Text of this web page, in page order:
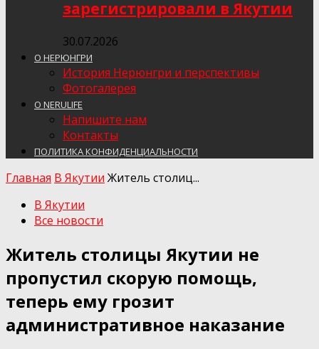
зарегистрировали в Якутии
30.07.2026
О НЕРЮНГРИ
История Нерюнгри и перспективы
Фотогалерея
О NERULIFE
Напишите нам
Контакты
ПОЛИТИКА КОНФИДЕНЦИАЛЬНОСТИ
Главная В Якутии Житель столиц...
В Якутии
Все новости
Житель столицы Якутии не
пропустил скорую помощь,
теперь ему грозит
административное наказание